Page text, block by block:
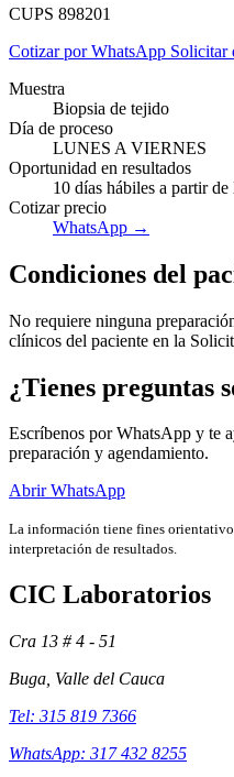
Empresas
CUPS 898201
Cotizar por WhatsApp Solicitar
Muestra
Biopsia de tejido
Día de proceso
LUNES A VIERNES
Oportunidad en resultados
10 días hábiles a partir
Cotizar precio
WhatsApp →
Condiciones del
No requiere ninguna
clínicos del paciente en la
¿Tienes preguntas
Escríbenos por WhatsApp y te
preparación y agendamiento.
Abrir WhatsApp
La información tiene fines
interpretación de resultados.
CIC Laboratorios
Cra 13 # 4 - 51
Buga, Valle del Cauca
Tel: 315 819 7366
WhatsApp: 317 432 8255